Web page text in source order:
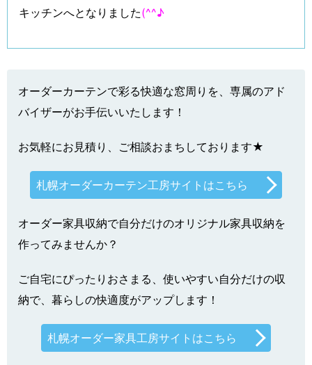
キッチンへとなりました(^^♪
オーダーカーテンで彩る快適な窓周りを、専属のアド
バイザーがお手伝いいたします！
お気軽にお見積り、ご相談おまちしております★
札幌オーダーカーテン工房サイトはこちら
オーダー家具収納で自分だけのオリジナル家具収納を
作ってみませんか？
ご自宅にぴったりおさまる、使いやすい自分だけの収
納で、暮らしの快適度がアップします！
札幌オーダー家具工房サイトはこちら